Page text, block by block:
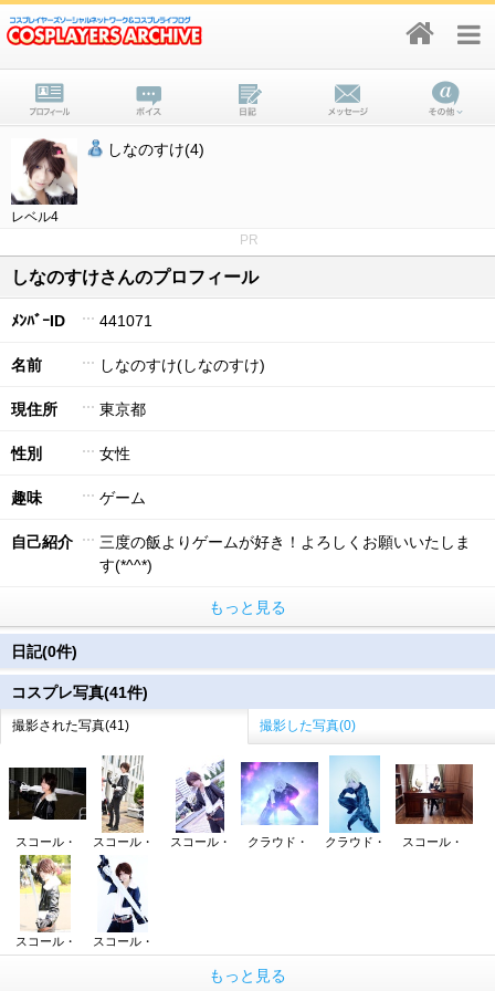
レベル4
しなのすけ(4)
PR
しなのすけさんのプロフィール
ﾒﾝﾊﾞｰID 441071
名前 しなのすけ(しなのすけ)
現住所 東京都
性別 女性
趣味 ゲーム
自己紹介
三度の飯よりゲームが好き！よろしくお願いいたしま
す(*^^*)
もっと見る
日記(0件)
コスプレ写真(41件)
撮影された写真(41) 撮影した写真(0)
スコール・ スコール・ スコール・ クラウド・ クラウド・ スコール・
スコール・ スコール・
もっと見る